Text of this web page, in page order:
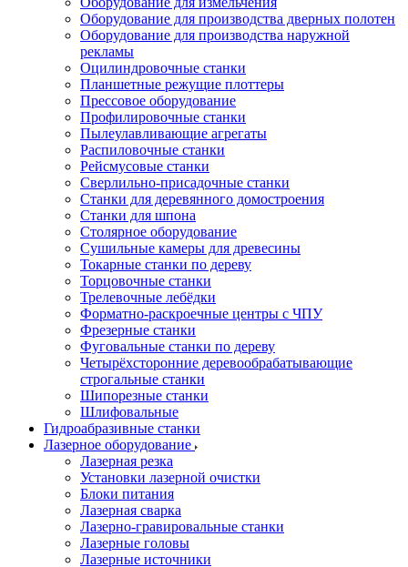
Оборудование для производства дверных полотен
Оборудование для производства наружной
рекламы
Оцилиндровочные станки
Планшетные режущие плоттеры
Прессовое оборудование
Профилировочные станки
Пылеулавливающие агрегаты
Распиловочные станки
Рейсмусовые станки
Сверлильно-присадочные станки
Станки для деревянного домостроения
Станки для шпона
Столярное оборудование
Сушильные камеры для древесины
Токарные станки по дереву
Торцовочные станки
Трелевочные лебёдки
Форматно-раскроечные центры с ЧПУ
Фрезерные станки
Фуговальные станки по дереву
Четырёхсторонние деревообрабатывающие
строгальные станки
Шипорезные станки
Шлифовальные
Гидроабразивные станки
Лазерное оборудование
Лазерная резка
Установки лазерной очистки
Блоки питания
Лазерная сварка
Лазерно-гравировальные станки
Лазерные головы
Лазерные источники